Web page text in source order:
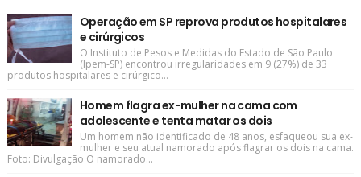
Operação em SP reprova produtos hospitalares
e cirúrgicos
O Instituto de Pesos e Medidas do Estado de São Paulo
(Ipem-SP) encontrou irregularidades em 9 (27%) de 33
produtos hospitalares e cirúrgico...
Homem flagra ex-mulher na cama com
adolescente e tenta matar os dois
Um homem não identificado de 48 anos, esfaqueou sua ex-
mulher e seu atual namorado após flagrar os dois na cama.
Foto: Divulgação O namorado...